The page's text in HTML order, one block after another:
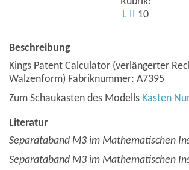
L II 10
Beschreibung
Kings Patent Calculator (verlängerter
Walzenform) Fabriknummer: A7395
Zum Schaukasten des Modells Kasten
Literatur
Separataband M3 im Mathematischen
Separataband M3 im Mathematischen